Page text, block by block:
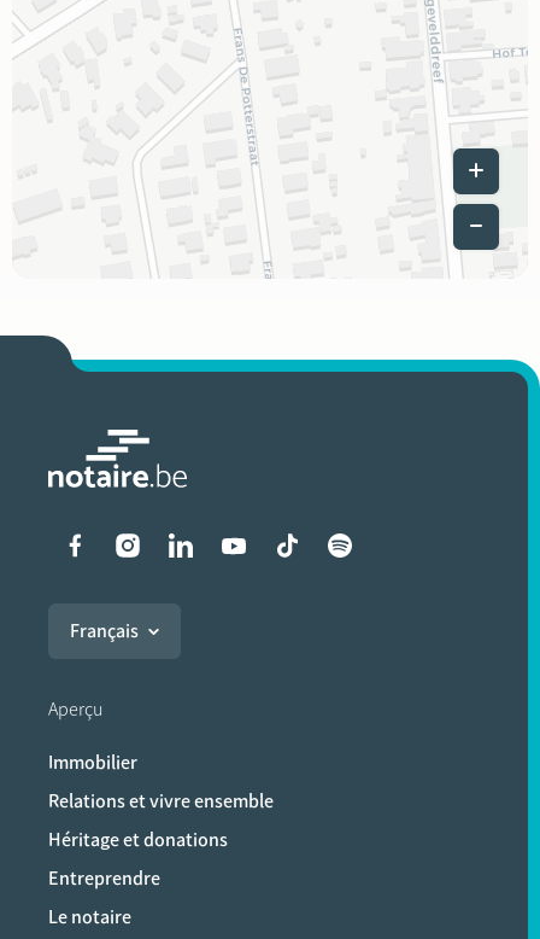
Leaflet
Liens vers les réseaux
Français
Aperçu
Immobilier
Relations et vivre ensemble
Héritage et donations
Entreprendre
Le notaire